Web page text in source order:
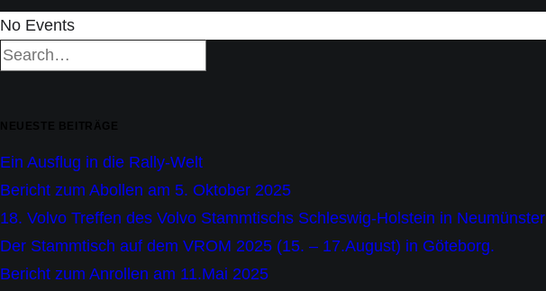
No Events
NEUESTE BEITRÄGE
Ein Ausflug in die Rally-Welt
Bericht zum Abollen am 5. Oktober 2025
18. Volvo Treffen des Volvo Stammtischs Schleswig-Holstein in Neumünster
Der Stammtisch auf dem VROM 2025 (15. – 17.August) in Göteborg.
Bericht zum Anrollen am 11.Mai 2025